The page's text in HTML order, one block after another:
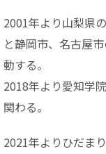
2001年より山梨県
と静岡市、名古屋
動する。
2018年より愛知学
関わる。
2021年よりひだま